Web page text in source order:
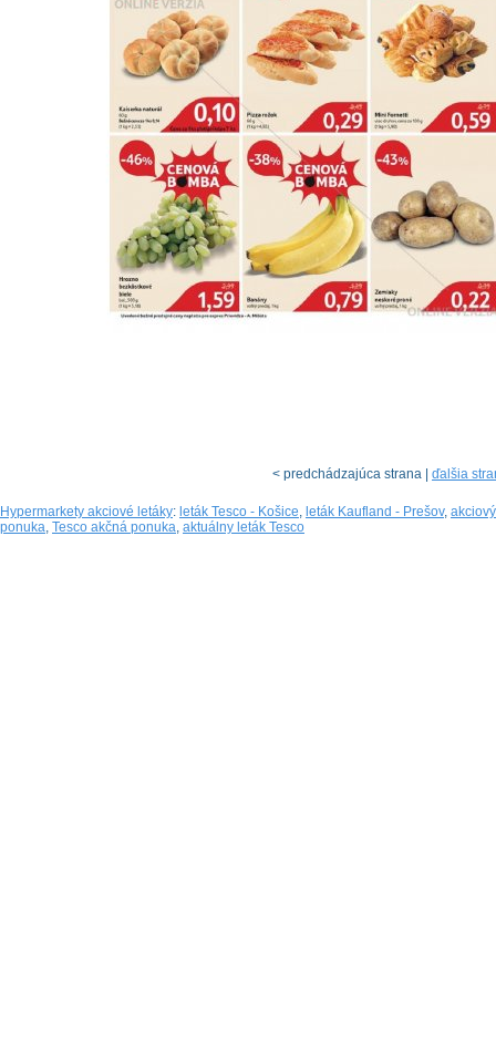
< predchádzajúca strana | ďalšia
Hypermarkety akciové letáky: leták Tesco - Košice, leták Kaufland - Prešov,
ponuka, Tesco akčná ponuka, aktuálny leták Tesco